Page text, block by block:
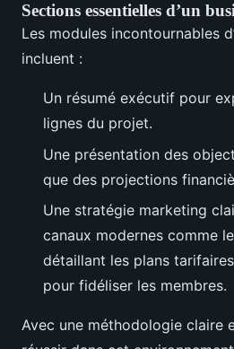
Sections essentielles d’un
Les modules incontournables
incluent :
Un résumé exécutif pour
lignes du projet.
Une présentation des
que des projections
Une stratégie marketing
canaux modernes comme
détaillant les plans
pour fidéliser les membres.
Avec une méthodologie claire